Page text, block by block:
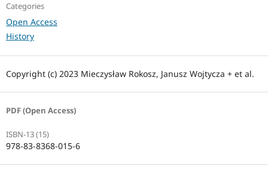
Categories
Open Access
History
Copyright (c) 2023 Mieczysław Rokosz, Janusz Wojtycza + et al.
PDF (Open Access)
ISBN-13 (15)
978-83-8368-015-6